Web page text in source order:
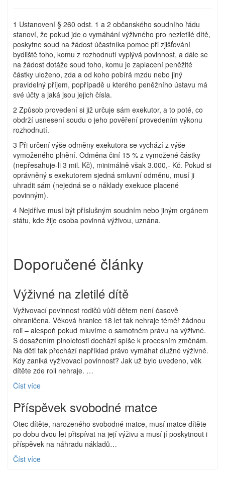
1 Ustanovení § 260 odst. 1 a 2 občanského soudního řádu
stanoví, že pokud jde o vymáhání výživného pro nezletilé dítě,
poskytne soud na žádost účastníka pomoc při zjišťování
bydliště toho, komu z rozhodnutí vyplývá povinnost, a dále se
na žádost dotáže soud toho, komu je zaplacení peněžité
částky uloženo, zda a od koho pobírá mzdu nebo jiný
pravidelný příjem, popřípadě u kterého peněžního ústavu má
své účty a jaká jsou jejich čísla.
2 Způsob provedení si již určuje sám exekutor, a to poté, co
obdrží usnesení soudu o jeho pověření provedením výkonu
rozhodnutí.
3 Při určení výše odměny exekutora se vychází z výše
vymoženého plnění. Odměna činí 15 % z vymožené částky
(nepřesahuje-li 3 mil. Kč), minimálně však 3.000,- Kč. Pokud si
oprávněný s exekutorem sjedná smluvní odměnu, musí ji
uhradit sám (nejedná se o náklady exekuce placené
povinným).
4 Nejdříve musí být příslušným soudním nebo jiným orgánem
státu, kde žije osoba povinná výživou, uznána.
Doporučené články
Výživné na zletilé dítě
Vyživovací povinnost rodičů vůči dětem není časově
ohraničena. Věková hranice 18 let tak nehraje téměř žádnou
roli – alespoň pokud mluvíme o samotném právu na výživné.
S dosažením plnoletosti dochází spíše k procesním změnám.
Na děti tak přechází například právo vymáhat dlužné výživné.
Kdy zaniká vyživovací povinnost? Jak už bylo uvedeno, věk
dítěte zde roli nehraje. …
Číst více
Příspěvek svobodné matce
Otec dítěte, narozeného svobodné matce, musí matce dítěte
po dobu dvou let přispívat na její výživu a musí jí poskytnout i
příspěvek na náhradu nákladů…
Číst více